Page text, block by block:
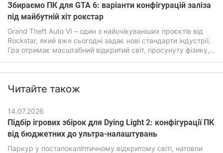
Збираємо ПК для GTA 6: варіанти конфігурацій заліза
під майбутній хіт рокстар
Grand Theft Auto VI – один з найочікуваніших проєктів від
Rockstar, який вже сьогодні задає нові стандарти індустрії.
Гра отримає масштабний відкритий світ, просунуту фізику,
легендарної гри.
Читайте також
14.07.2026
Підбір ігрових збірок для Dying Light 2: конфігурації ПК
від бюджетних до ультра-налаштувань
Паркур у постапокаліптичному відкритому світі, натовпи